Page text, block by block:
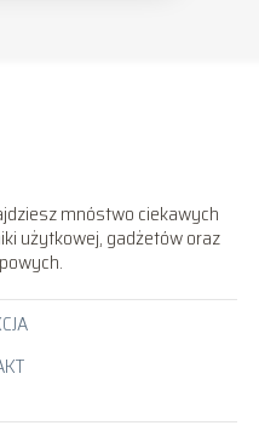
mnóstwo ciekawych
użytkowej, gadżetów oraz